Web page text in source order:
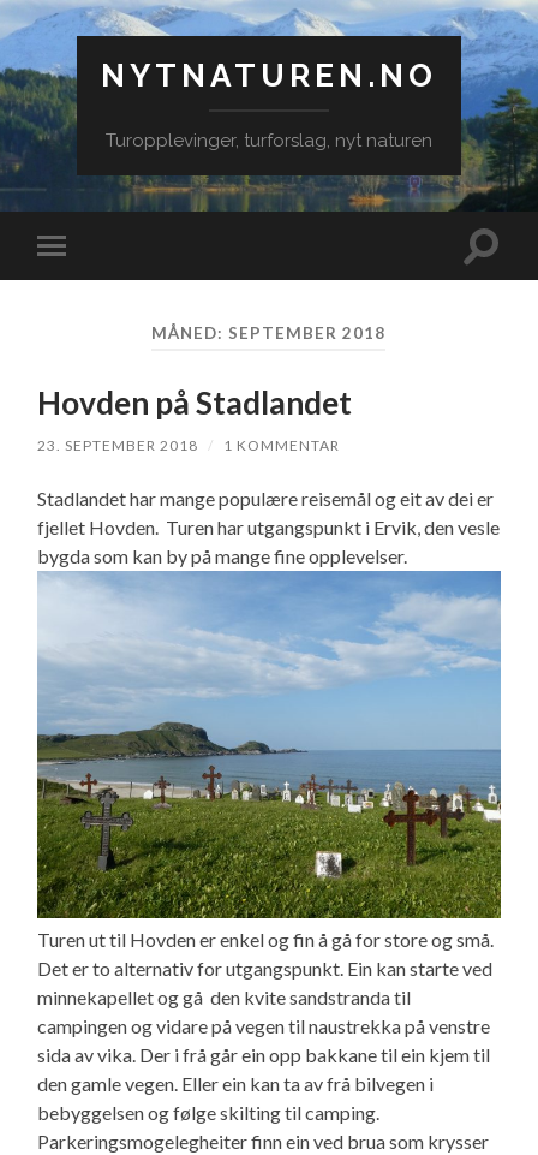
NYTNATUREN.NO
Turopplevinger, turforslag, nyt naturen
Veksle
mobilmeny
Veksle
MÅNED: SEPTEMBER 2018
Hovden på Stadlandet
23. SEPTEMBER 2018 / 1 KOMMENTAR
Stadlandet har mange populære reisemål og eit av dei er
fjellet Hovden. Turen har utgangspunkt i Ervik, den vesle
bygda som kan by på mange fine opplevelser.
Turen ut til Hovden er enkel og fin å gå for store og små.
Det er to alternativ for utgangspunkt. Ein kan starte ved
minnekapellet og gå den kvite sandstranda til
campingen og vidare på vegen til naustrekka på venstre
sida av vika. Der i frå går ein opp bakkane til ein kjem til
den gamle vegen. Eller ein kan ta av frå bilvegen i
bebyggelsen og følge skilting til camping.
Parkeringsmogelegheiter finn ein ved brua som krysser